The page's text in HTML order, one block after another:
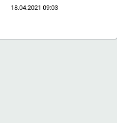
18.04.2021 09:03